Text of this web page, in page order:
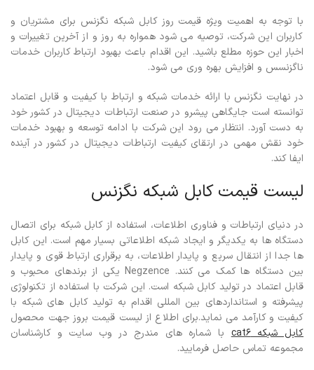
با توجه به اهمیت ویژه قیمت روز کابل شبکه نگزنس برای مشتریان و
کاربران این شرکت، توصیه می شود همواره به روز و از آخرین تغییرات و
اخبار این حوزه مطلع باشید. این اقدام باعث بهبود ارتباط کاربران خدمات
ناگزنسس و افزایش بهره وری می شود.
در نهایت نگزنس با ارائه خدمات شبکه و ارتباط با کیفیت و قابل اعتماد
توانسته است جایگاهی پیشرو در صنعت ارتباطات دیجیتال در کشور خود
به دست آورد. انتظار می رود این شرکت با ادامه توسعه و بهبود خدمات
خود نقش مهمی در ارتقای کیفیت ارتباطات دیجیتال در کشور در آینده
ایفا کند.
لیست قیمت کابل شبکه نگزنس
در دنیای ارتباطات و فناوری اطلاعات، استفاده از کابل شبکه برای اتصال
دستگاه ها به یکدیگر و ایجاد شبکه اطلاعاتی بسیار مهم است. این کابل
ها جدا از انتقال سریع و پایدار اطلاعات، به برقراری ارتباط قوی و پایدار
بین دستگاه ها کمک می کنند. Negzence یکی از برندهای محبوب و
قابل اعتماد در تولید کابل شبکه است. این شرکت با استفاده از تکنولوژی
پیشرفته و استانداردهای بین المللی اقدام به تولید کابل های شبکه با
کیفیت و کارآمد می نماید.برای اطلاع از لیست قیمت بروز جهت محصول
کابل شبکه cat6
با شماره های مندرج در وب سایت و کارشناسان
مجموعه تماس حاصل فرمایید.